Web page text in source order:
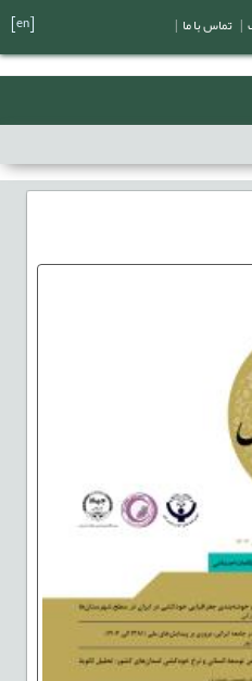
تماس با ما